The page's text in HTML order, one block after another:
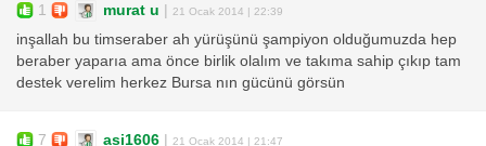
1 murat u | 21 Ocak 2014 | 22:39
inşallah bu timseraber ah yürüşünü şampiyon olduğumuzda hep
beraber yaparıa ama önce birlik olalım ve takıma sahip çıkıp tam
destek verelim herkez Bursa nın gücünü görsün
7 asi1606 | 21 Ocak 2014 | 21:47